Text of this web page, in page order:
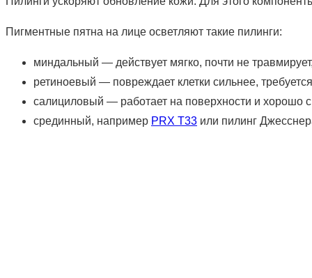
Пигментные пятна на лице осветляют такие пилинги:
миндальный — действует мягко, почти не
ретиноевый — повреждает клетки сильнее,
салициловый — работает на поверхности и хорошо
срединный, например PRX T33 или пилинг